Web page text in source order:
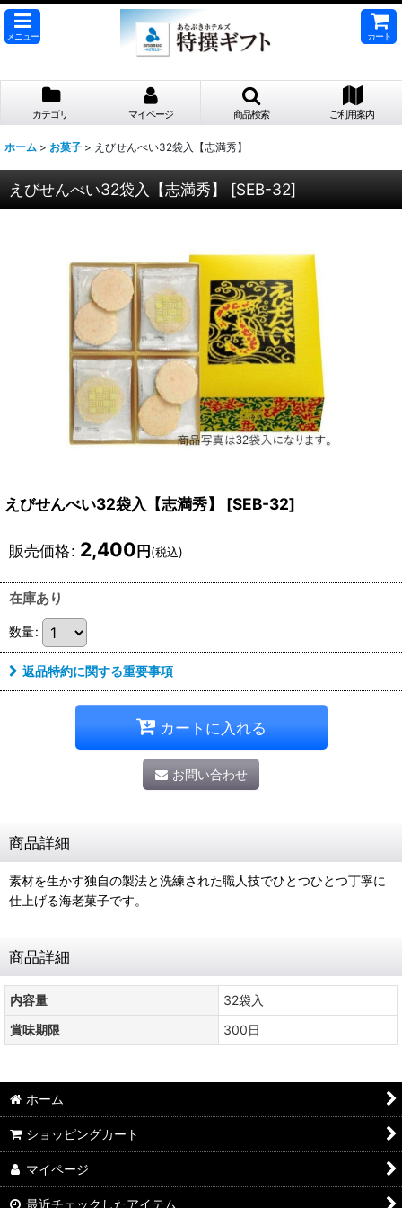
メニュー カート
カテゴリ マイページ 商品検索 ご利用案内
ホーム > お菓子 > えびせんべい32袋入【志満秀】
えびせんべい32袋入【志満秀】 [SEB-32]
えびせんべい32袋入【志満秀】 [SEB-32]
販売価格: 2,400 円 (税込)
在庫あり
数量:
返品特約に関する重要事項
カートに入れる
お問い合わせ
商品詳細
素材を生かす独自の製法と洗練された職人技でひとつひとつ丁寧に
仕上げる海老菓子です。
商品詳細
内容量
32袋入
賞味期限
300日
ホーム
ショッピングカート
マイページ
最近チェックしたアイテム